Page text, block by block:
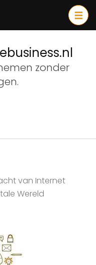
zonder
van Internet
Wereld